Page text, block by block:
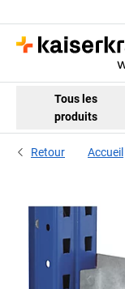
Tous les
produits
Retour Accueil